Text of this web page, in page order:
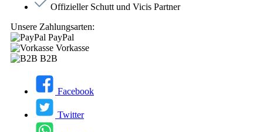
Offizieller Schutt und Vicis Partner
Unsere Zahlungsarten:
PayPal
Vorkasse
B2B
Facebook
Twitter